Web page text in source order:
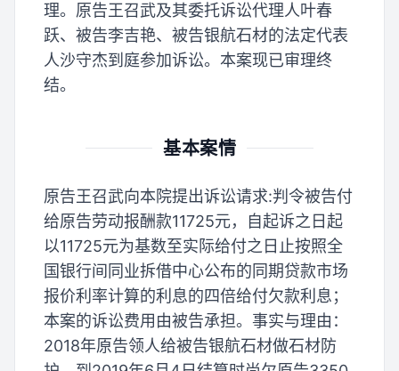
理。原告王召武及其委托诉讼代理人叶春
跃、被告李吉艳、被告银航石材的法定代表
人沙守杰到庭参加诉讼。本案现已审理终
结。
基本案情
原告王召武向本院提出诉讼请求:判令被告付
给原告劳动报酬款11725元，自起诉之日起
以11725元为基数至实际给付之日止按照全
国银行间同业拆借中心公布的同期贷款市场
报价利率计算的利息的四倍给付欠款利息；
本案的诉讼费用由被告承担。事实与理由：
2018年原告领人给被告银航石材做石材防